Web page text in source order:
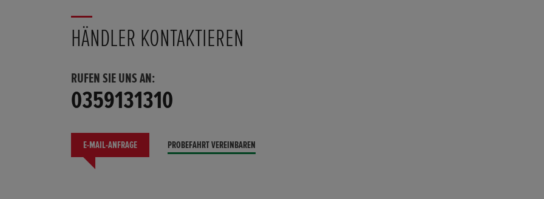
HÄNDLER KONTAKTIEREN
RUFEN SIE UNS AN:
0359131310
E-MAIL-ANFRAGE PROBEFAHRT VEREINBAREN